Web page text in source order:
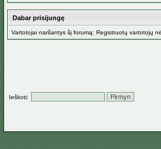
Dabar prisijungę
Vartotojai naršantys šį forumą: Registruotų vartotojų
Ieškoti: